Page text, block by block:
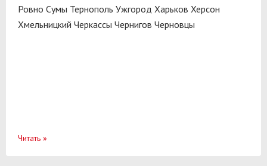
Ровно Сумы Тернополь Ужгород Харьков Херсон
Хмельницкий Черкассы Чернигов Черновцы
Читать »